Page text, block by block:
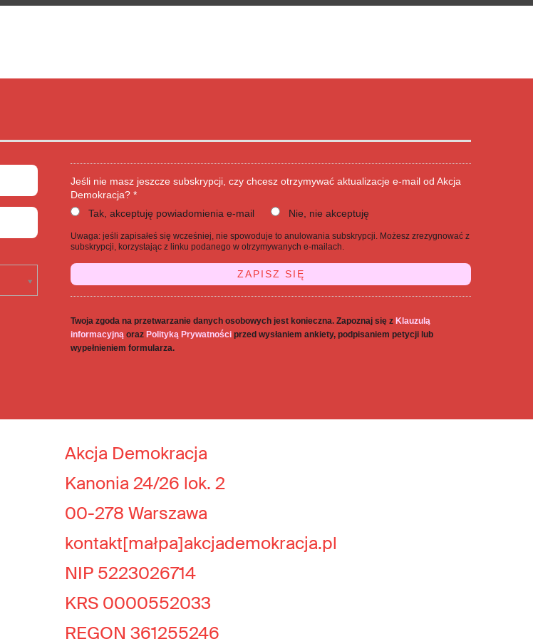
Jeśli nie masz jeszcze subskrypcji, czy chcesz otrzymywać aktualizacje e-mail od Akcja
Demokracja? *
Tak, akceptuję powiadomienia e-mail
Nie, nie akceptuję
Uwaga: jeśli zapisałeś się wcześniej, nie spowoduje to anulowania subskrypcji. Możesz zrezygnować z
subskrypcji, korzystając z linku podanego w otrzymywanych e-mailach.
Twoja zgoda na przetwarzanie danych osobowych jest konieczna. Zapoznaj się z Klauzulą
informacyjną oraz Polityką Prywatności przed wysłaniem ankiety, podpisaniem petycji lub
wypełnieniem formularza.
Akcja Demokracja
Kanonia 24/26 lok. 2
00-278 Warszawa
kontakt[małpa]akcjademokracja.pl
NIP 5223026714
KRS 0000552033
REGON 361255246